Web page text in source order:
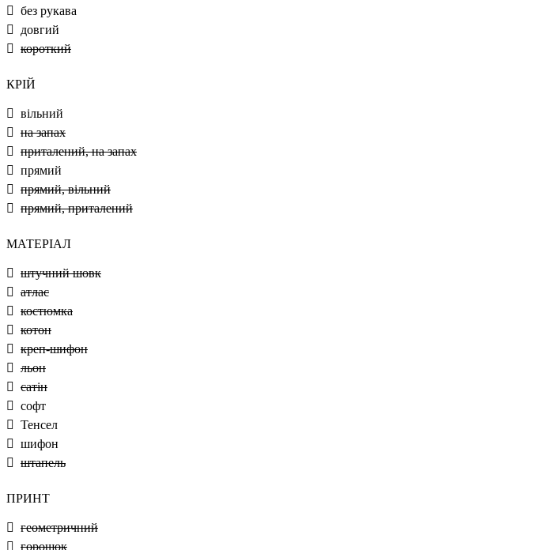
без рукава
довгий
короткий
КРІЙ
вільний
на запах
приталений, на запах
прямий
прямий, вільний
прямий, приталений
МАТЕРІАЛ
штучний шовк
атлас
костюмка
котон
креп-шифон
льон
сатін
софт
Тенсел
шифон
штапель
ПРИНТ
геометричний
горошок